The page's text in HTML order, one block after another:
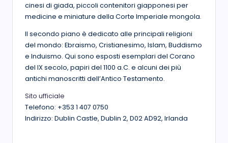
cinesi di giada, piccoli contenitori giapponesi per
medicine e miniature della Corte Imperiale mongola.
Il secondo piano è dedicato alle principali religioni
del mondo: Ebraismo, Cristianesimo, Islam, Buddismo
e Induismo. Qui sono esposti esemplari del Corano
del IX secolo, papiri del 1100 a.C. e alcuni dei più
antichi manoscritti dell’Antico Testamento.
Sito ufficiale
Telefono: +353 1 407 0750
Indirizzo: Dublin Castle, Dublin 2, D02 AD92, Irlanda